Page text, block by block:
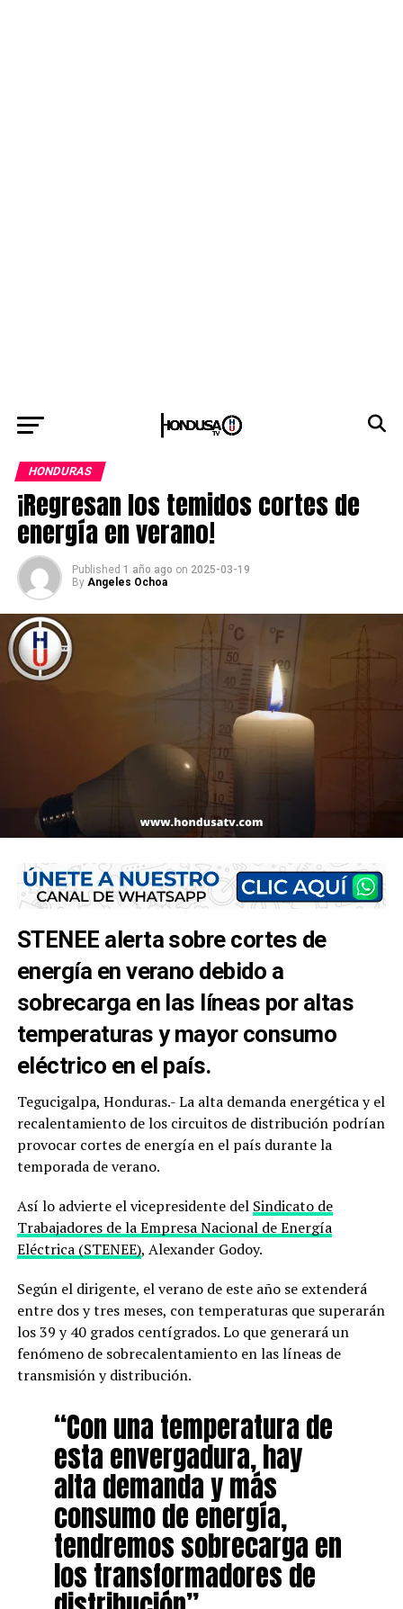
HONDURAS
¡Regresan los temidos cortes de
energía en verano!
Published 1 año ago on 2025-03-19
By Angeles Ochoa
STENEE alerta sobre cortes de
energía en verano debido a
sobrecarga en las líneas por altas
temperaturas y mayor consumo
eléctrico en el país.
Tegucigalpa, Honduras.- La alta demanda energética y el
recalentamiento de los circuitos de distribución podrían
provocar cortes de energía en el país durante la
temporada de verano.
Así lo advierte el vicepresidente del Sindicato de
Trabajadores de la Empresa Nacional de Energía
Eléctrica (STENEE), Alexander Godoy.
Según el dirigente, el verano de este año se extenderá
entre dos y tres meses, con temperaturas que superarán
los 39 y 40 grados centígrados. Lo que generará un
fenómeno de sobrecalentamiento en las líneas de
transmisión y distribución.
“Con una temperatura de
esta envergadura, hay
alta demanda y más
consumo de energía,
tendremos sobrecarga en
los transformadores de